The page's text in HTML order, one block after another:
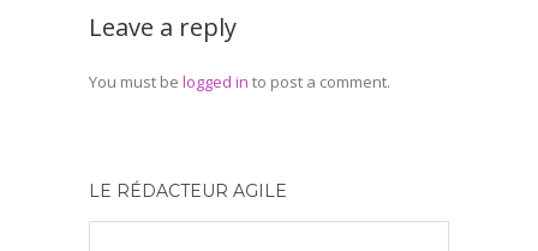
Leave a reply
You must be logged in to post a comment.
LE RÉDACTEUR AGILE